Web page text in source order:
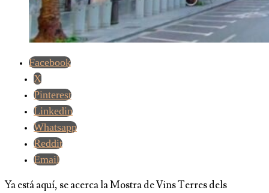
Facebook
X
Pinterest
Linkedin
Whatsapp
Reddit
Email
Ya está aquí, se acerca la Mostra de Vins Terres dels